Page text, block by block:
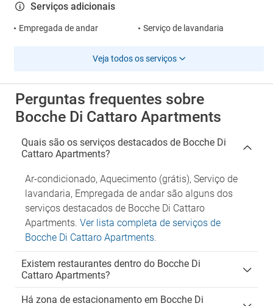
Serviços adicionais
Empregada de andar Serviço de lavandaria
Veja todos os serviços
Perguntas frequentes sobre
Bocche Di Cattaro Apartments
Quais são os serviços destacados de Bocche Di
Cattaro Apartments?
Ar-condicionado, Aquecimento (grátis), Serviço de
lavandaria, Empregada de andar são alguns dos
serviços destacados de Bocche Di Cattaro
Apartments. Ver lista completa de serviços de
Bocche Di Cattaro Apartments.
Existem restaurantes dentro do Bocche Di
Cattaro Apartments?
Há zona de estacionamento em Bocche Di